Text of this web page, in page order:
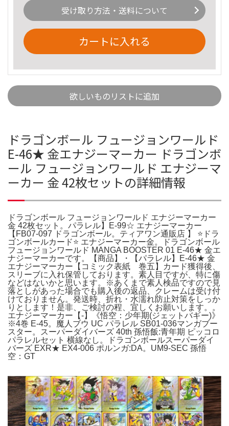
受け取り方法・送料について
カートに入れる
欲しいものリストに追加
ドラゴンボール フュージョンワールド
E-46★ 金エナジーマーカー ドラゴンボ
ール フュージョンワールド エナジーマ
ーカー 金 42枚セットの詳細情報
ドラゴンボール フュージョンワールド エナジーマーカー
金 42枚セット。パラレル】E-99☆ エナジーマーカー
【FB07-097 ドラゴンボール。ティアワン通販店 】 ⭐ドラ
ゴンボールカード⭐ エナジーマーカー金。ドラゴンボール
フュージョンワールド MANGA BOOSTER 01 E-46★ 金エ
ナジーマーカーです。【商品】・【パラレル】E-46★ 金
エナジーマーカー【コミック表紙 巻五】カード獲得後、
スリーブに入れ保管しております。素人目ですが、特に傷
などはないかと思います。※あくまで素人検品ですので見
落としがあった場合でも購入後の返品、クレームは受け付
けておりません。発送時、折れ・水濡れ防止対策をしっか
りとします！是非、ご検討の程、宜しくお願いします。。
エナジーマーカー【-】《悟空：少年期(ジェットバギー)》
※4巻 E-45。魔人ブウ UC パラレル SB01-036マンガブー
スター。スーパーダイバーズ 40th 孫悟飯:青年期 ピッコロ
パラレルセット 横線なし。ドラゴンボールスーパーダイ
バーズ EXR★ EX4-006 ポルンガ:DA。UM9-SEC 孫悟
空：GT